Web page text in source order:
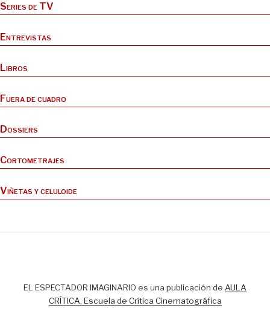
Series de TV
Entrevistas
Libros
Fuera de cuadro
Dossiers
Cortometrajes
Viñetas y celuloide
EL ESPECTADOR IMAGINARIO es una publicación de AULA
CRÍTICA, Escuela de Crítica Cinematográfica